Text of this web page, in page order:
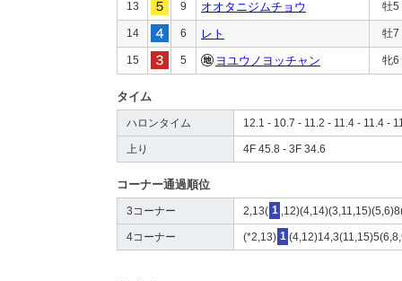
13 9 オオタニジムチョウ 牡5
14 6 レト 牡7
15 5 ヨユウノヨッチャン 牝6
タイム
ハロンタイム 12.1 - 10.7 - 11.2 - 11.4 - 11.4 -
上り 4F 45.8 - 3F 34.6
コーナー通過順位
3コーナー 2,13( 1
4コーナー (*2,13) 1